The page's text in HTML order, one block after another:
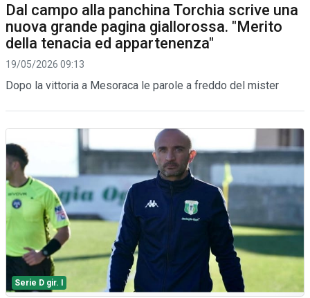
Dal campo alla panchina Torchia scrive una
nuova grande pagina giallorossa. "Merito
della tenacia ed appartenenza"
19/05/2026 09:13
Dopo la vittoria a Mesoraca le parole a freddo del mister
Serie D gir. I